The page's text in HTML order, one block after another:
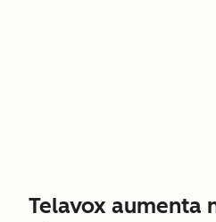
Telavox aumenta